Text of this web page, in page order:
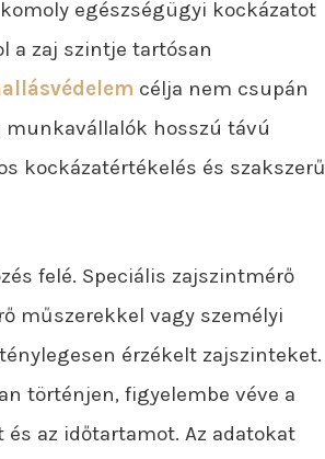
egészségügyi kockázatot
a zaj szintje tartósan
célja nem csupán
munkavállalók hosszú távú
kockázatértékelés és szakszerű
felé. Speciális zajszintmérő
műszerekkel vagy személyi
érzékelt zajszinteket.
történjen, figyelembe véve a
az időtartamot. Az adatokat